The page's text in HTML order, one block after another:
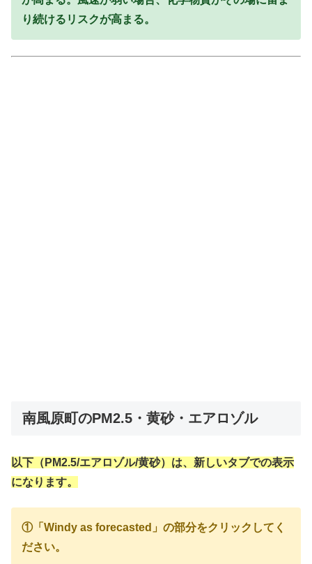
り続けるリスクが高まる。
南風原町のPM2.5・黄砂・エアロゾル
以下（PM2.5/エアロゾル/黄砂）は、新しいタブでの表示
になります。
①「Windy as forecasted」の部分をクリックしてく
ださい。